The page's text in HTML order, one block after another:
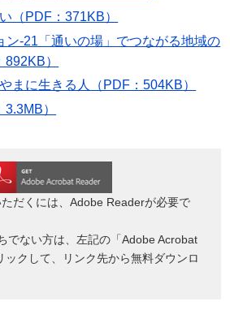
（PDF：371KB）
ン-21「通いの場」でつながる地域の
）
まに生きる人（PDF：504KB）
）
だくには、Adobe Readerが必要で
でない方は、左記の「Adobe Acrobat
ックして、リンク先から無料ダウンロ